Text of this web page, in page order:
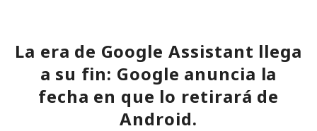
La era de Google Assistant llega
a su fin: Google anuncia la
fecha en que lo retirará de
Android.